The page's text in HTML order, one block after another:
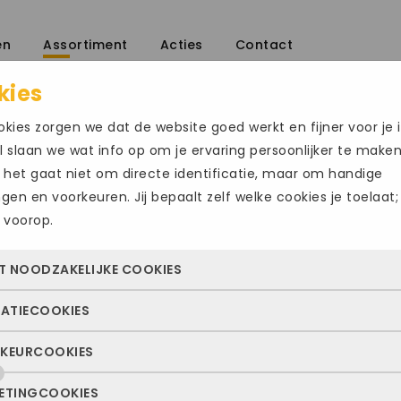
Assortiment Acties Contact
MIZUNO
€120.00
Maat
48.5
50 51
zorgen we dat de website goed werkt en fijner voor je
slaan we wat info op om je ervaring persoonlijker te
het gaat niet om directe identificatie, maar om handige
en voorkeuren. Jij bepaalt zelf welke cookies je toelaat;
NOODZAKELIJKE COOKIES
cookies zorgen ervoor dat de website überhaupt werkt. Ze
actief en kunnen niet worden uitgezet. Meestal worden
geplaatst als jij iets doet, zoals inloggen, een formulier
opslaan. Je kunt je browser zo instellen
cookies zien we hoe vaak onze site bezocht wordt, waar
vandaan komen en welke pagina’s populair zijn. Zo